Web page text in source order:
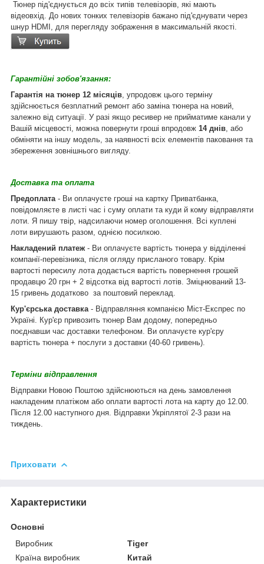
Тюнер під'єднується до всіх типів телевізорів, які мають
відеовхід. До нових тонких телевізорів бажано під'єднувати через
шнур HDMI, для перегляду зображення в максимальній якості.
Гарантійні зобов'язання:
Гарантія на тюнер 12 місяців , упродовж цього терміну
здійснюється безплатний ремонт або заміна тюнера на новий,
залежно від ситуації. У разі якщо ресивер не прийматиме канали у
Вашій місцевості, можна повернути гроші впродовж 14 днів , або
обміняти на іншу модель, за наявності всіх елементів паковання та
збереження зовнішнього вигляду.
Доставка та оплата
Предоплата - Ви оплачуєте гроші на картку Приватбанка,
повідомляєте в листі час і суму оплати та куди й кому відправляти
лоти. Я пишу твір, надсилаючи номер оголошення. Всі куплені
лоти вирушають разом, однією посилкою.
Накладений платеж - Ви оплачуєте вартість тюнера у відділенні
компанії-перевізника, після огляду присланого товару. Крім
вартості пересилу лота додається вартість повернення грошей
продавцю 20 грн + 2 відсотка від вартості лотів. Зміцнюваний 13-
15 гривень додатково за поштовий переклад.
Кур'єрська доставка - Відправляння компанією Міст-Експрес по
Україні. Кур'єр привозить тюнер Вам додому, попередньо
поєднавши час доставки телефоном. Ви оплачуєте кур'єру
вартість тюнера + послуги з доставки (40-60 гривень).
Терміни відправлення
Відправки Новою Поштою здійснюються на день замовлення
накладеним платіжом або оплати вартості лота на карту до 12.00.
Після 12.00 наступного дня. Відправки Укріплятої 2-3 рази на
тиждень.
Приховати
Характеристики
Основні
Виробник
Tiger
Країна виробник
Китай